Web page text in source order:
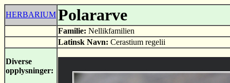
HERBARIUM Polararve
Familie: Nellikfamilien
Latinsk Navn: Cerastium regelii
Diverse
opplysninger: